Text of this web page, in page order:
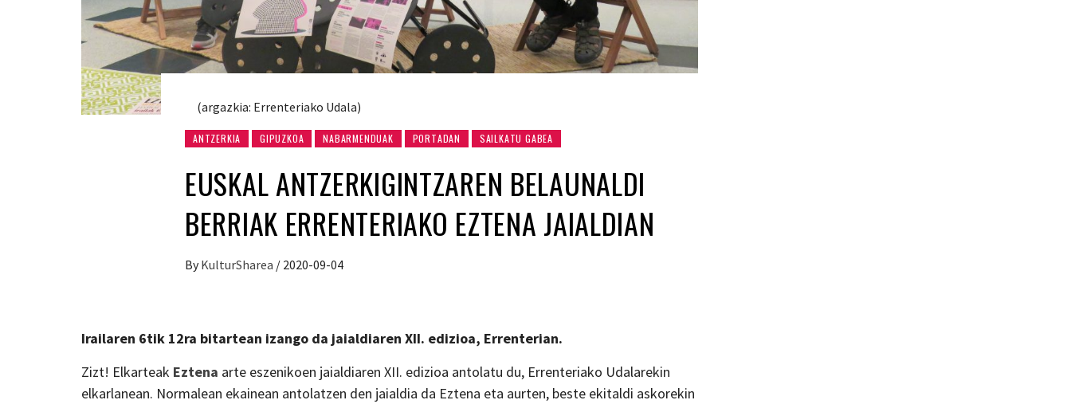
(argazkia: Errenteriako Udala)
ANTZERKIA GIPUZKOA NABARMENDUAK PORTADAN SAILKATU GABEA
EUSKAL ANTZERKIGINTZAREN BELAUNALDI
BERRIAK ERRENTERIAKO EZTENA JAIALDIAN
By KulturSharea / 2020-09-04
Irailaren 6tik 12ra bitartean izango da jaialdiaren XII. edizioa, Errenterian.
Zizt! Elkarteak Eztena arte eszenikoen jaialdiaren XII. edizioa antolatu du, Errenteriako Udalarekin
elkarlanean. Normalean ekainean antolatzen den jaialdia da Eztena eta aurten, beste ekitaldi askorekin